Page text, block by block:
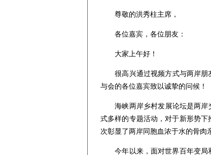
尊敬的洪秀柱主席，
各位嘉宾，各位朋友：
大家上午好！
很高兴通过视频方式与两岸朋友
与会的各位嘉宾致以诚挚的问候！
海峡两岸乡村发展论坛是两岸交
式多样的专题活动，对于新形势
次彰显了两岸同胞血浓于水的骨肉
今年以来，面对世界百年变局和